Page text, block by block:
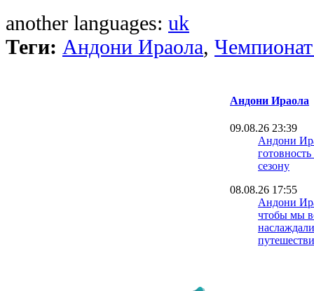
another languages: uk
Теги: Андони Ираола,
Андони Ираола
09.08.26 23:39
Андони
сезону
08.08.26 17:55
Андони
чтобы мы